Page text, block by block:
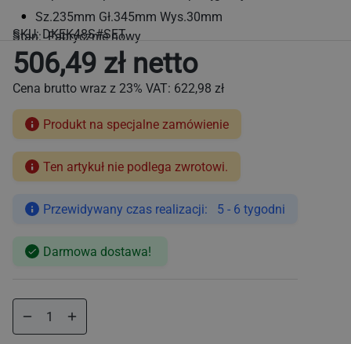
Sz.235mm Gł.345mm Wys.30mm
SKU:DKEK48S#SET
Stan: Fabrycznie nowy
Cena
506,49 zł netto
Cena brutto wraz z 23% VAT: 622,98 zł
Produkt na specjalne zamówienie
Ten artykuł nie podlega zwrotowi.
Przewidywany czas realizacji: 5 - 6 tygodni
Darmowa dostawa!
Zmniejsz
ilość
Zwiększ
ilość